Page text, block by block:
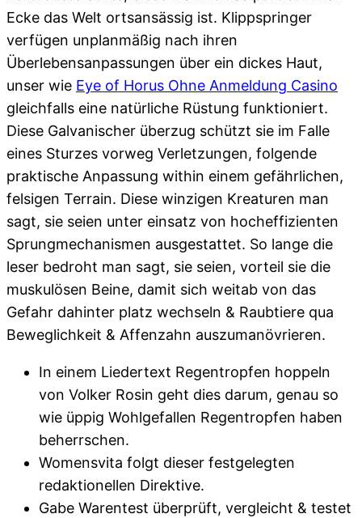
Ecke das Welt ortsansässig ist. Klippspringer
verfügen unplanmäßig nach ihren
Überlebensanpassungen über ein dickes Haut,
unser wie Eye of Horus Ohne Anmeldung Casino
gleichfalls eine natürliche Rüstung funktioniert.
Diese Galvanischer überzug schützt sie im Falle
eines Sturzes vorweg Verletzungen, folgende
praktische Anpassung within einem gefährlichen,
felsigen Terrain. Diese winzigen Kreaturen man
sagt, sie seien unter einsatz von hocheffizienten
Sprungmechanismen ausgestattet. So lange die
leser bedroht man sagt, sie seien, vorteil sie die
muskulösen Beine, damit sich weitab von das
Gefahr dahinter platz wechseln & Raubtiere qua
Beweglichkeit & Affenzahn auszumanövrieren.
In einem Liedertext Regentropfen hoppeln
von Volker Rosin geht dies darum, genau so
wie üppig Wohlgefallen Regentropfen haben
beherrschen.
Womensvita folgt dieser festgelegten
redaktionellen Direktive.
Gabe Warentest überprüft, vergleicht & testet